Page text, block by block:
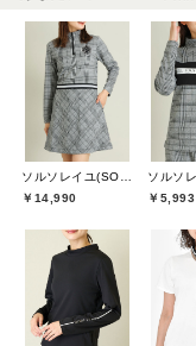
￥14,990
￥5,993